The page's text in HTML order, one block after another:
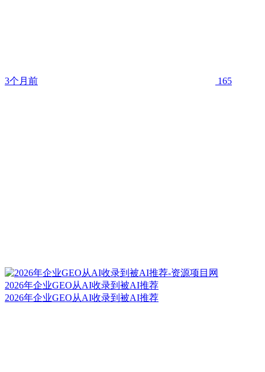
3个月前 165
2026年企业GEO从AI收录到被AI推荐
2026年企业GEO从AI收录到被AI推荐